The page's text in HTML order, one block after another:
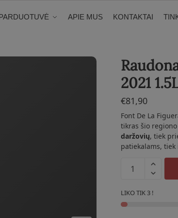
APIE MUS KONTAKTAI
2021
€81,90
Font De La
tikras šio
daržovių, tiek
patiekalams,
produkto
kiekis:
vynas
LIKO TIK 3 !